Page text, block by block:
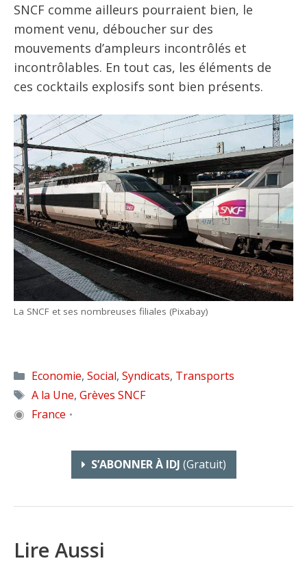
SNCF comme ailleurs pourraient bien, le
moment venu, déboucher sur des
mouvements d’ampleurs incontrôlés et
incontrôlables. En tout cas, les éléments de
ces cocktails explosifs sont bien présents.
La SNCF et ses nombreuses filiales (Pixabay)
Catégories
Economie, Social, Syndicats, Transports
Étiquettes
A la Une, Grèves SNCF
◉ France •
S’ABONNER À IDJ (gratuit)
Lire Aussi